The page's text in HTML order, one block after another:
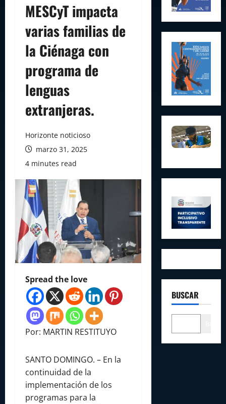
MESCyT impacta
varias familias de
la Ciénaga con
programa de
lenguas
extranjeras.
Horizonte noticioso
marzo 31, 2025
4 minutes read
Spread the love
Por: MARTIN RESTITUYO
SANTO DOMINGO. – En la
continuidad de la
implementación de los
programas para la
BUSCAR